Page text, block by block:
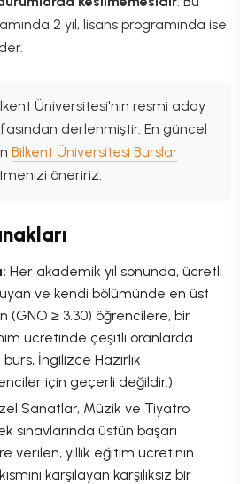
2 yıl, lisans programında ise
Üniversitesi'nin resmi aday
derlenmiştir. En güncel
Bilkent Üniversitesi Burslar
öneririz.
Her akademik yıl sonunda, ücretli
ve kendi bölümünde en üst
(GNO ≥ 3.30) öğrencilere, bir
ücretinde çeşitli oranlarda
İngilizce Hazırlık
için geçerli değildir.)
Sanatlar, Müzik ve Tiyatro
sınavlarında üstün başarı
verilen, yıllık eğitim ücretinin
karşılayan karşılıksız bir